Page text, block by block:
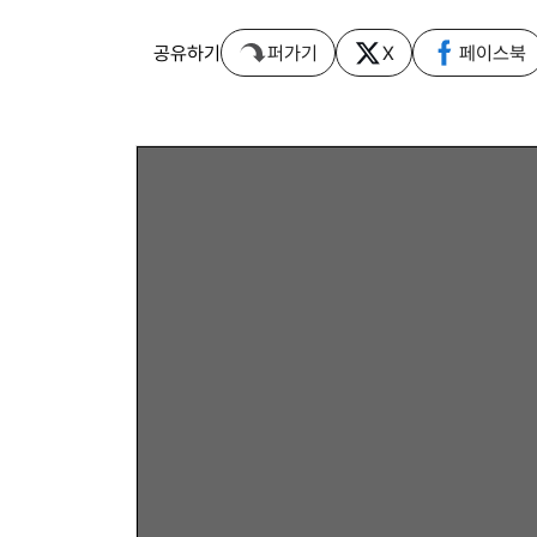
공유하기 퍼가기 X 페이스북